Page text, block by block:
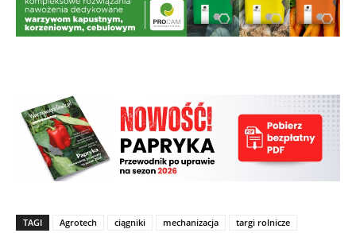
TAGI Agrotech ciągniki mechanizacja targi rolnicze